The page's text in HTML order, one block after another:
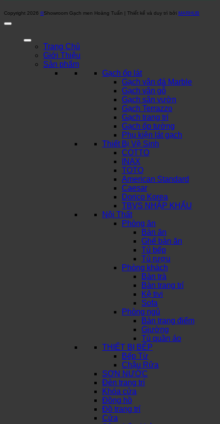
Copyright 2026 ©Showroom Gạch men Hoàng Tuấn | Thiết kế và duy trì bởi MARHUB
Trang Chủ
Giới Thiệu
Sản phẩm
Gạch ốp lát
Gạch vân đá Marble
Gạch vân gỗ
Gạch sân vườn
Gạch Terrazzo
Gạch trang trí
Gạch ốp tường
Phụ kiện lát gạch
Thiết Bị Vệ Sinh
COTTO
INAX
TOTO
American Standard
Caesar
Dorico Korea
TBVS NHẬP KHẨU
Nội Thất
Phòng ăn
Bàn ăn
Ghế bàn ăn
Tủ bếp
Tủ rượu
Phòng khách
Bàn trà
Bàn trang trí
Kệ tivi
Sofa
Phòng ngủ
Bàn trang điểm
Giường
Tủ quần áo
THIẾT BỊ BẾP
Bếp Từ
Chậu Rửa
SƠN NƯỚC
Đèn trang trí
Khóa cửa
Đồng hồ
Đồ trang trí
Cửa